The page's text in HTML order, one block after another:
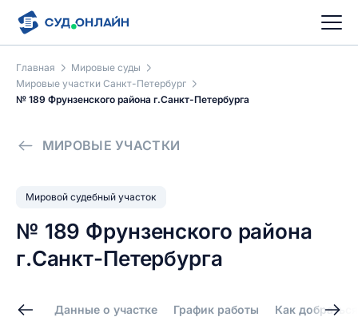
Главная
Мировые суды
Мировые участки Санкт-Петербург
№ 189 Фрунзенского района г.Санкт-Петербурга
МИРОВЫЕ УЧАСТКИ
Мировой судебный участок
№ 189 Фрунзенского района
г.Санкт-Петербурга
Данные о участке График работы Как добраться